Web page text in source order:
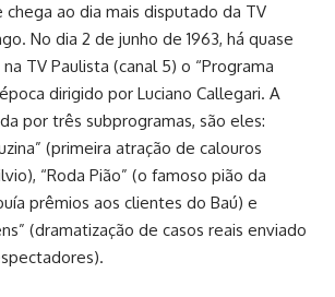
ao dia mais disputado da TV
No dia 2 de junho de 1963, há quase
TV Paulista (canal 5) o “Programa
dirigido por Luciano Callegari. A
por três subprogramas, são eles:
(primeira atração de calouros
“Roda Pião” (o famoso pião da
prêmios aos clientes do Baú) e
(dramatização de casos reais enviado